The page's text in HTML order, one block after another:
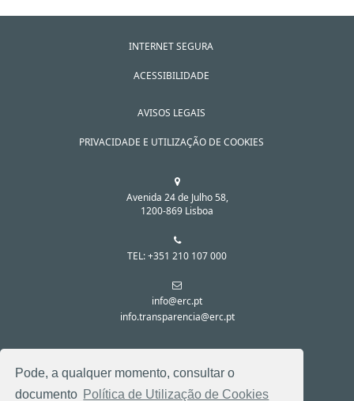
Pode, a qualquer momento, consultar o
documento Política de Utilização de Cookies
INTERNET SEGURA
ACESSIBILIDADE
AVISOS LEGAIS
PRIVACIDADE E UTILIZAÇÃO DE COOKIES
Avenida 24 de Julho 58,
1200-869 Lisboa
TEL: +351 210 107 000
info@erc.pt
info.transparencia@erc.pt